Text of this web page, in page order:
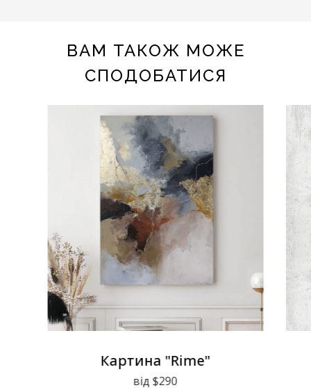
ВАМ ТАКОЖ МОЖЕ
СПОДОБАТИСЯ
Картина "Rime"
від $290